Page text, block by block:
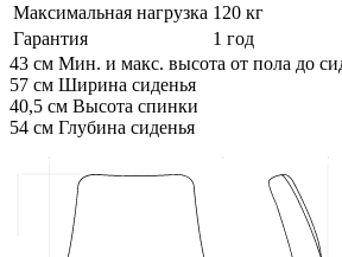
Максимальная нагрузка 120 кг
Гарантия
1 год
43 см Мин. и макс. высота от пола до
57 см Ширина сиденья
40,5 см Высота спинки
54 см Глубина сиденья